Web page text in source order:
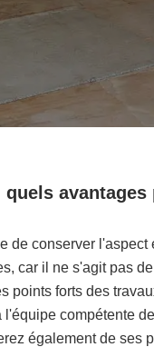
avantages
de conserver
car il ne s'agit pas
points forts des
compétente
également de ses